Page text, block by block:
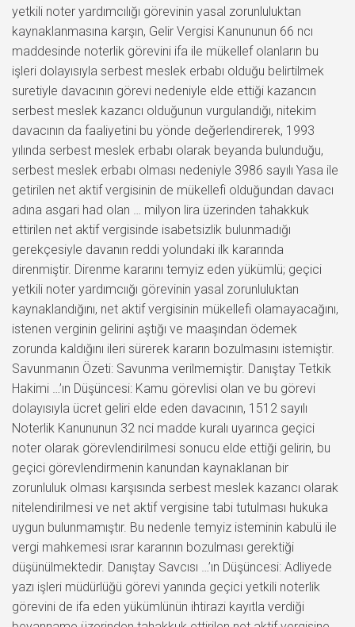
yetkili noter yardımcılığı görevinin yasal zorunluluktan
kaynaklanmasına karşın, Gelir Vergisi Kanununun 66 ncı
maddesinde noterlik görevini ifa ile mükellef olanların bu
işleri dolayısıyla serbest meslek erbabı olduğu belirtilmek
suretiyle davacının görevi nedeniyle elde ettiği kazancın
serbest meslek kazancı olduğunun vurgulandığı, nitekim
davacının da faaliyetini bu yönde değerlendirerek, 1993
yılında serbest meslek erbabı olarak beyanda bulunduğu,
serbest meslek erbabı olması nedeniyle 3986 sayılı Yasa ile
getirilen net aktif vergisinin de mükellefi olduğundan davacı
adına asgari had olan … milyon lira üzerinden tahakkuk
ettirilen net aktif vergisinde isabetsizlik bulunmadığı
gerekçesiyle davanın reddi yolundaki ilk kararında
direnmiştir. Direnme kararını temyiz eden yükümlü; geçici
yetkili noter yardımcıığı görevinin yasal zorunluluktan
kaynaklandığını, net aktif vergisinin mükellefi olamayacağını,
istenen verginin gelirini aştığı ve maaşından ödemek
zorunda kaldığını ileri sürerek kararın bozulmasını istemiştir.
Savunmanın Özeti: Savunma verilmemiştir. Danıştay Tetkik
Hakimi …’ın Düşüncesi: Kamu görevlisi olan ve bu görevi
dolayısıyla ücret geliri elde eden davacının, 1512 sayılı
Noterlik Kanununun 32 nci madde kuralı uyarınca geçici
noter olarak görevlendirilmesi sonucu elde ettiği gelirin, bu
geçici görevlendirmenin kanundan kaynaklanan bir
zorunluluk olması karşısında serbest meslek kazancı olarak
nitelendirilmesi ve net aktif vergisine tabi tutulması hukuka
uygun bulunmamıştır. Bu nedenle temyiz isteminin kabulü ile
vergi mahkemesi ısrar kararının bozulması gerektiği
düşünülmektedir. Danıştay Savcısı …’ın Düşüncesi: Adliyede
yazı işleri müdürlüğü görevi yanında geçici yetkili noterlik
görevini de ifa eden yükümlünün ihtirazi kayıtla verdiği